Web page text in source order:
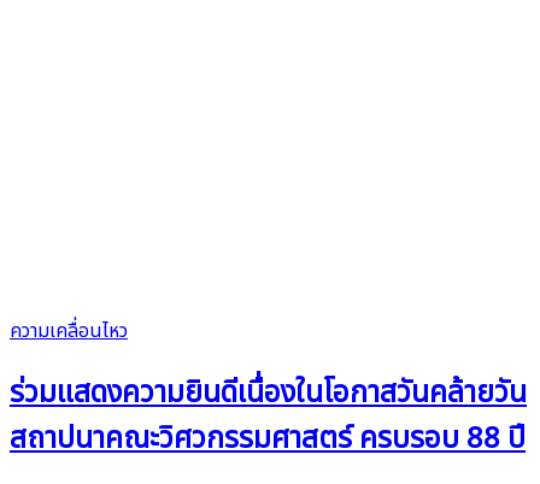
ความเคลื่อนไหว
ร่วมแสดงความยินดีเนื่องในโอกาสวันคล้ายวัน
สถาปนาคณะวิศวกรรมศาสตร์ ครบรอบ 88 ปี